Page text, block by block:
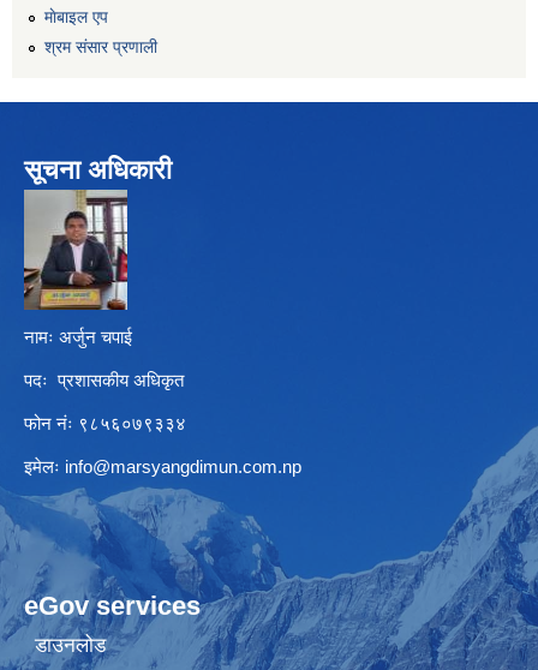
माेबाइल एप
श्रम संसार प्रणाली
सूचना अधिकारी
नामः अर्जुन चपाई
पदः प्रशासकीय अधिकृत
फोन नंः ९८५६०७९३३४
इमेलः info@marsyangdimun.com.np
eGov services
डाउनलोड